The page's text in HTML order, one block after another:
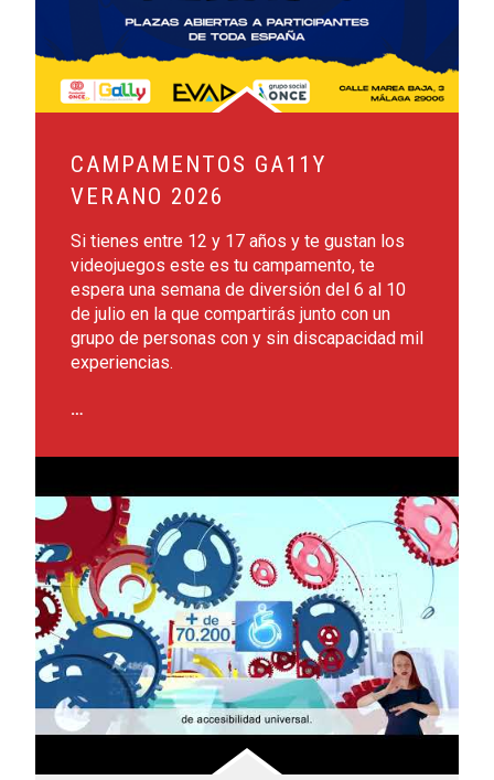
CAMPAMENTOS GA11Y
VERANO 2026
Si tienes entre 12 y 17 años y te gustan los
videojuegos este es tu campamento, te
espera una semana de diversión del 6 al 10
de julio en la que compartirás junto con un
grupo de personas con y sin discapacidad mil
experiencias.
…